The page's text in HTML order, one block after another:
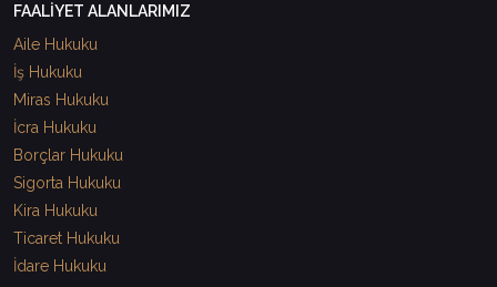
FAALİYET ALANLARIMIZ
Aile Hukuku
İş Hukuku
Miras Hukuku
İcra Hukuku
Borçlar Hukuku
Sigorta Hukuku
Kira Hukuku
Ticaret Hukuku
İdare Hukuku